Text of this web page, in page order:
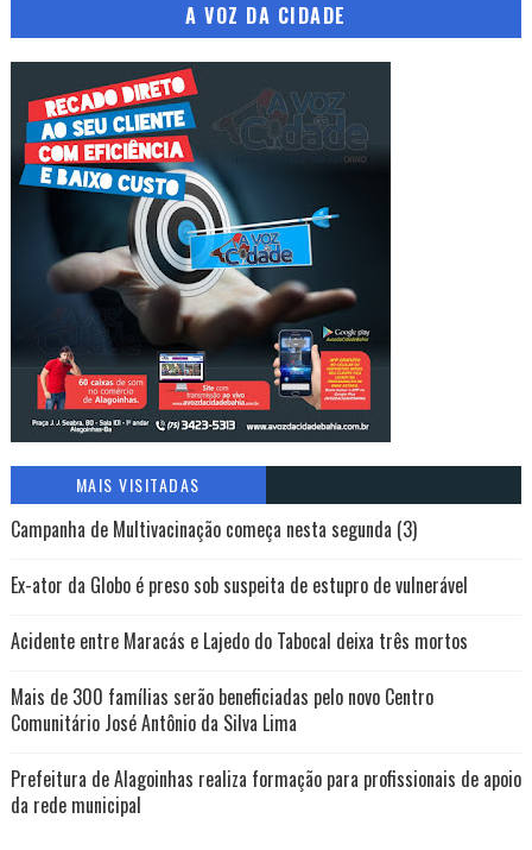
A VOZ DA CIDADE
MAIS VISITADAS
Campanha de Multivacinação começa nesta segunda (3)
Ex-ator da Globo é preso sob suspeita de estupro de vulnerável
Acidente entre Maracás e Lajedo do Tabocal deixa três mortos
Mais de 300 famílias serão beneficiadas pelo novo Centro
Comunitário José Antônio da Silva Lima
Prefeitura de Alagoinhas realiza formação para profissionais de apoio
da rede municipal